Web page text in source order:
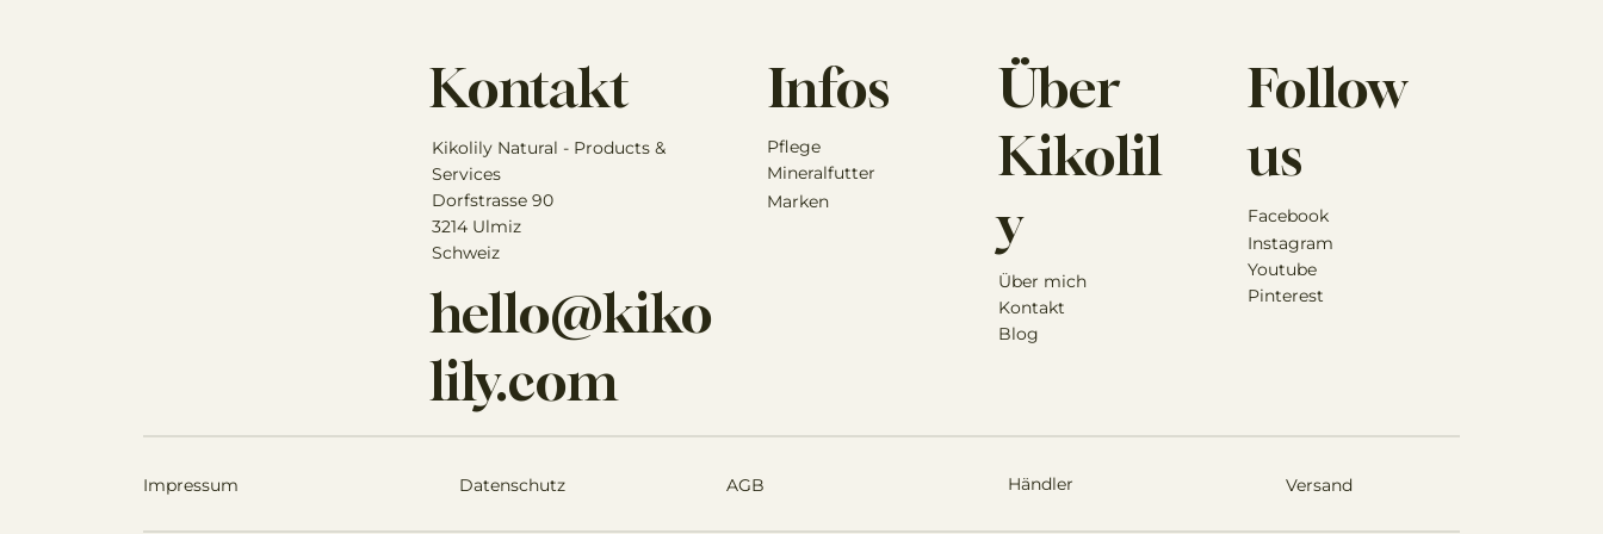
Impressum Datenschutz AGB Händler Versand
Kontakt
Kikolily Natural - Products &
Services
Dorfstrasse 90
3214 Ulmiz
Schweiz
hello@kiko
lily.com
Follow
us
Facebook
Instagram
Youtube
Pinterest
Infos
Pflege
Mineralfutter
Marken
Über
Kikolil
y
Über mich
Kontakt
Blog